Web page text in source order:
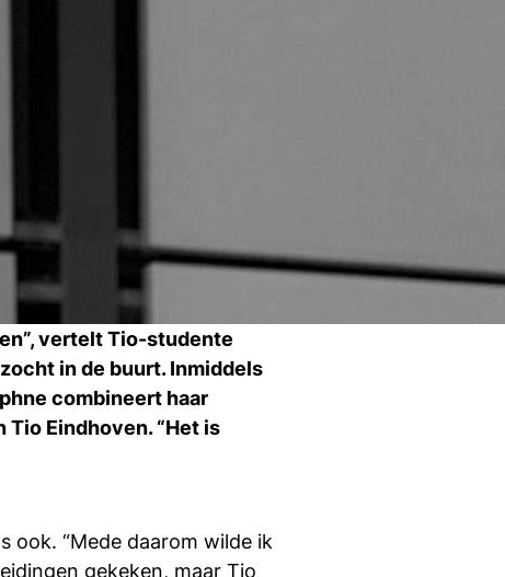
vertelt Tio-studente
in de buurt. Inmiddels
combineert haar
Tio Eindhoven. “Het is
ook. “Mede daarom wilde ik
gekeken, maar Tio